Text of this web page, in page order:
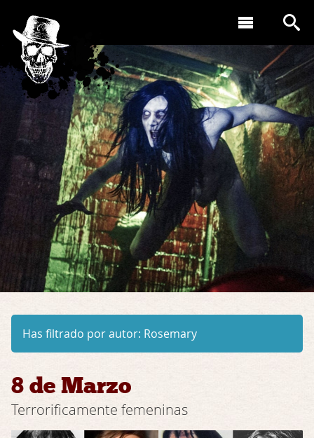
Has filtrado por autor: Rosemary
8 de Marzo
Terrorificamente femeninas